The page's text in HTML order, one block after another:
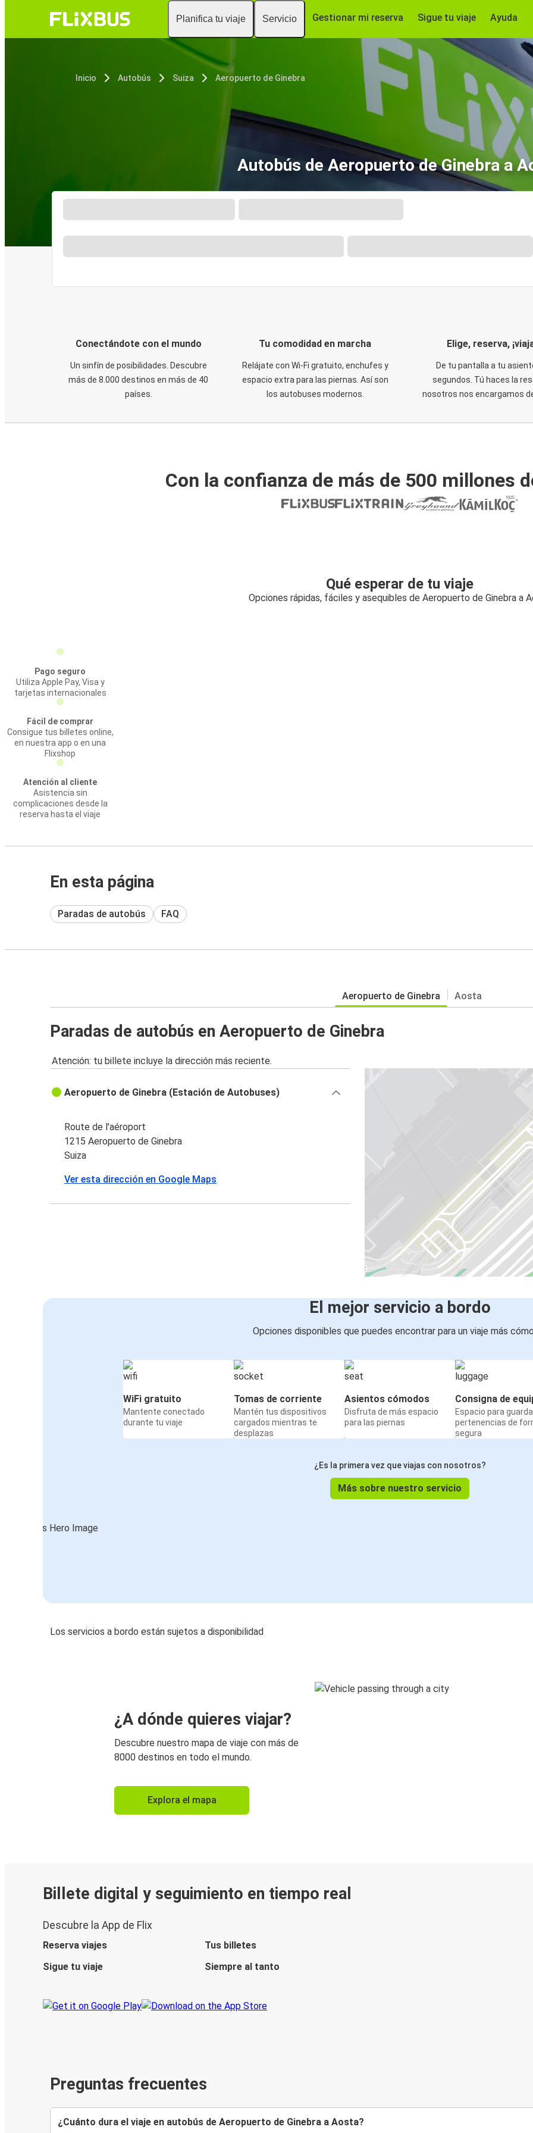
Planifica tu viaje Servicio Gestionar mi reserva Sigue tu viaje Ayuda
Inicio Autobús Suiza Aeropuerto de Ginebra
Autobús de Aeropuerto de Ginebra a
Conectándote con el mundo
Un sinfín de posibilidades. Descubre
más de 8.000 destinos en más de 40
países.
Tu comodidad en marcha
Relájate con Wi-Fi gratuito, enchufes y
espacio extra para las piernas. Así son
los autobuses modernos.
Elige, reserva,
De tu pantalla a tu
segundos. Tú haces la
nosotros nos encargamos
Con la confianza de más de 500 millones
Qué esperar de tu viaje
Opciones rápidas, fáciles y asequibles de Aeropuerto de Ginebra a
Pago seguro
Utiliza Apple Pay, Visa y
tarjetas internacionales
Fácil de comprar
Consigue tus billetes online,
en nuestra app o en una
Flixshop
Atención al cliente
Asistencia sin
complicaciones desde la
reserva hasta el viaje
En esta página
Paradas de autobús FAQ
Aeropuerto de Ginebra Aosta
Paradas de autobús en Aeropuerto de Ginebra
Atención: tu billete incluye la dirección más reciente.
Aeropuerto de Ginebra (Estación de Autobuses)
Route de l'aéroport
1215 Aeropuerto de Ginebra
Suiza
Ver esta dirección en Google Maps
El mejor servicio a bordo
Opciones disponibles que puedes encontrar para un viaje más
WiFi gratuito
Mantente conectado
durante tu viaje
Tomas de corriente
Mantén tus dispositivos
cargados mientras te
desplazas
Asientos cómodos
Disfruta de más espacio
para las piernas
Consigna de
Espacio para
pertenencias de
segura
¿Es la primera vez que viajas con nosotros?
Más sobre nuestro servicio
Los servicios a bordo están sujetos a disponibilidad
¿A dónde quieres viajar?
Descubre nuestro mapa de viaje con más de
8000 destinos en todo el mundo.
Explora el mapa
Billete digital y seguimiento en tiempo real
Descubre la App de Flix
Reserva viajes
Tus billetes
Sigue tu viaje
Siempre al tanto
Preguntas frecuentes
¿Cuánto dura el viaje en autobús de Aeropuerto de Ginebra a Aosta?